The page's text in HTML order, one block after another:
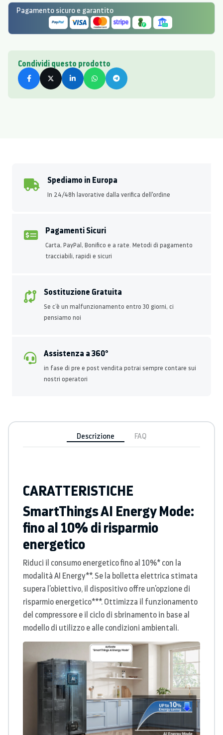
Pagamento sicuro e garantito
Condividi questo prodotto
Spediamo in Europa
In 24/48h lavorative dalla verifica dell'ordine
Pagamenti Sicuri
Carta, PayPal, Bonifico e a rate. Metodi di pagamento
tracciabili, rapidi e sicuri
Sostituzione Gratuita
Se c’è un malfunzionamento entro 30 giorni, ci
pensiamo noi
Assistenza a 360°
in fase di pre e post vendita potrai sempre contare sui
nostri operatori
Descrizione FAQ
CARATTERISTICHE
SmartThings AI Energy Mode:
fino al 10% di risparmio
energetico
Riduci il consumo energetico fino al 10%* con la
modalità AI Energy**. Se la bolletta elettrica stimata
supera l'obiettivo, il dispositivo offre un'opzione di
risparmio energetico***. Ottimizza il funzionamento
del compressore e il ciclo di sbrinamento in base al
modello di utilizzo e alle condizioni ambientali.